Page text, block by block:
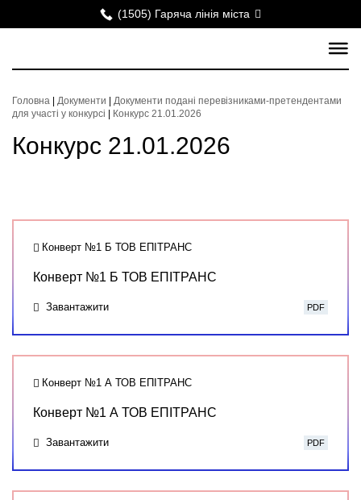
(1505) Гаряча лінія міста
Головна Документи
Документи подані перевізниками-претендентами
для участі у конкурсі
Конкурс 21.01.2026
Конкурс 21.01.2026
Конверт №1 Б ТОВ ЕПІТРАНС
Конверт №1 Б ТОВ ЕПІТРАНС
Завантажити PDF
Конверт №1 А ТОВ ЕПІТРАНС
Конверт №1 А ТОВ ЕПІТРАНС
Завантажити PDF